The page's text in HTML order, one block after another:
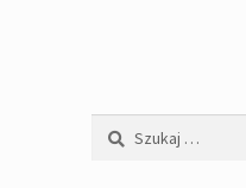
Szukaj: